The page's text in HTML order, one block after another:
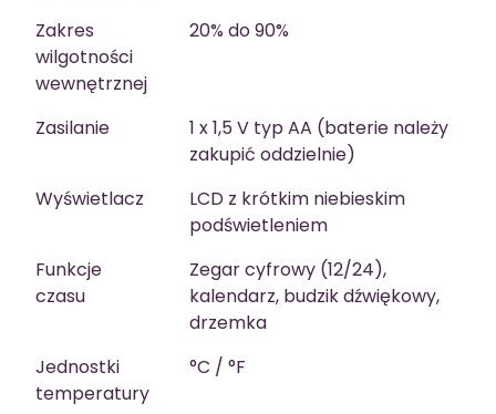
Zakres
wilgotności
wewnętrznej
20% do 90%
Zasilanie
1 x 1,5 V typ AA (baterie należy
zakupić oddzielnie)
Wyświetlacz
LCD z krótkim niebieskim
podświetleniem
Funkcje
czasu
Zegar cyfrowy (12/24),
kalendarz, budzik dźwiękowy,
drzemka
Jednostki
temperatury
°C / °F